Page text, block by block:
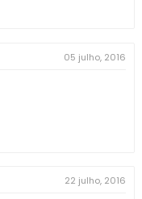
05 julho, 2016
22 julho, 2016